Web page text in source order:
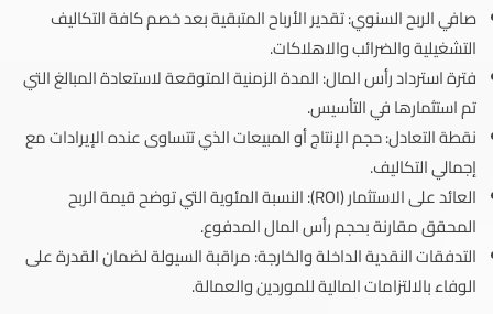
صافي الربح السنوي: تقدير الأرباح المتبقية بعد خصم كافة التكاليف
التشغيلية والضرائب والاهلاكات.
فترة استرداد رأس المال: المدة الزمنية المتوقعة لاستعادة المبالغ التي
تم استثمارها في التأسيس.
نقطة التعادل: حجم الإنتاج أو المبيعات الذي تتساوى عنده الإيرادات مع
إجمالي التكاليف.
العائد على الاستثمار (ROI): النسبة المئوية التي توضح قيمة الربح
المحقق مقارنة بحجم رأس المال المدفوع.
التدفقات النقدية الداخلة والخارجة: مراقبة السيولة لضمان القدرة على
الوفاء بالالتزامات المالية للموردين والعمالة.